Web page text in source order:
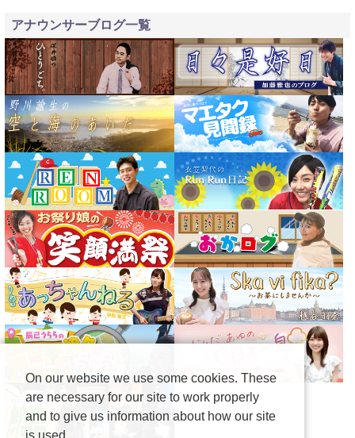
アナウンサーブログ一覧
On our website we use some cookies. These
are necessary for our site to work properly
and to give us information about how our site
is used.